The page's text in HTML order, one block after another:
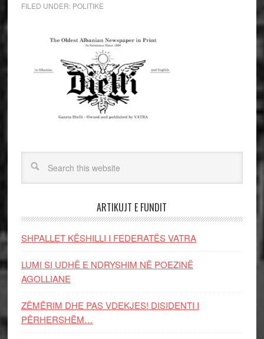
FILED UNDER: POLITIKE
ARTIKUJT E FUNDIT
SHPALLET KËSHILLI I FEDERATËS VATRA
LUMI SI UDHË E NDRYSHIM NË POEZINË
AGOLLIANE
ZËMËRIM DHE PAS VDEKJES! DISIDENTI I
PËRHERSHËM…